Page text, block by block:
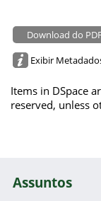
Download do
Exibir
Items in DSpace
reserved, unless
Assuntos